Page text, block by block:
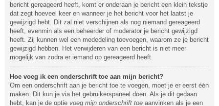
bericht gereageerd heeft, komt er onderaan je bericht een klein tekstje
dat zegt hoeveel keer en wanneer je het bericht voor het laatst je
gewijzigd hebt. Dit zal niet verschijnen als nog niemand gereageerd
heeft, evenmin als een beheerder of moderator je bericht gewijzigd
heeft. Zij kunnen wel een mededeling toevoegen, waarom ze je bericht
gewijzigd hebben. Het verwijderen van een bericht is niet meer
mogelijk van zodra er iemand op gereageerd heeft.
Hoe voeg ik een onderschrift toe aan mijn bericht?
Om een onderschrift aan je bericht toe te voegen, moet je er eerst één
maken. Dit kun je via het gebruikerspaneel doen. Als je dit gedaan
hebt, kan je de optie voeg mijn onderschrift toe aanvinken als je een